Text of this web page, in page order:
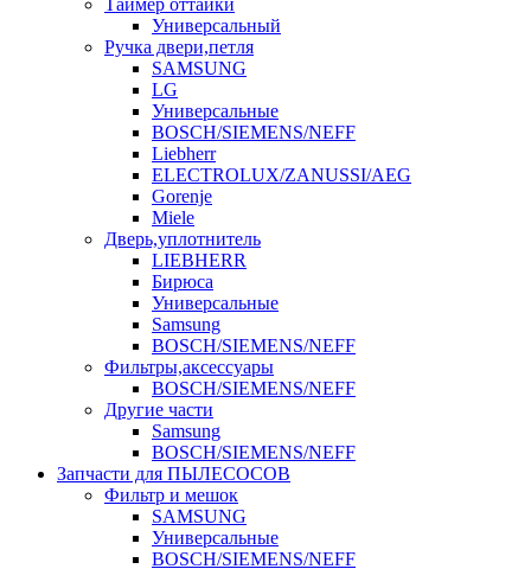
Таймер оттайки
Универсальный
Ручка двери,петля
SAMSUNG
LG
Универсальные
BOSCH/SIEMENS/NEFF
Liebherr
ELECTROLUX/ZANUSSI/AEG
Gorenje
Miele
Дверь,уплотнитель
LIEBHERR
Бирюса
Универсальные
Samsung
BOSCH/SIEMENS/NEFF
Фильтры,аксессуары
BOSCH/SIEMENS/NEFF
Другие части
Samsung
BOSCH/SIEMENS/NEFF
Запчасти для ПЫЛЕСОСОВ
Фильтр и мешок
SAMSUNG
Универсальные
BOSCH/SIEMENS/NEFF